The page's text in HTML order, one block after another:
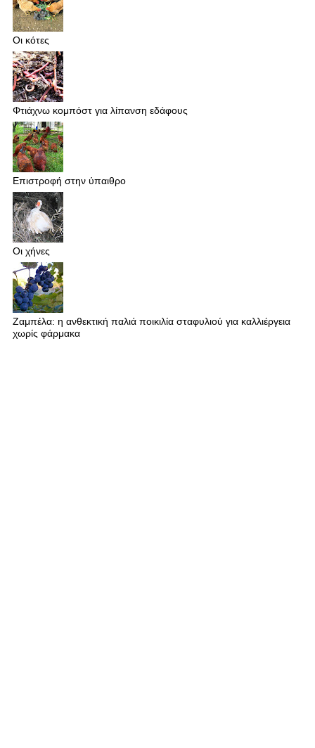
Οι κότες
Φτιάχνω κομπόστ για λίπανση εδάφους
Επιστροφή στην ύπαιθρο
Οι χήνες
Ζαμπέλα: η ανθεκτική παλιά ποικιλία σταφυλιού για καλλιέργεια
χωρίς φάρμακα